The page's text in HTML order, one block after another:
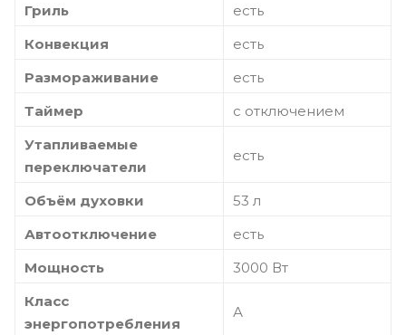
Гриль
есть
Конвекция
есть
Размораживание
есть
Таймер
с отключением
Утапливаемые
переключатели
есть
Объём духовки
53 л
Автоотключение
есть
Мощность
3000 Вт
Класс
энергопотребления
А